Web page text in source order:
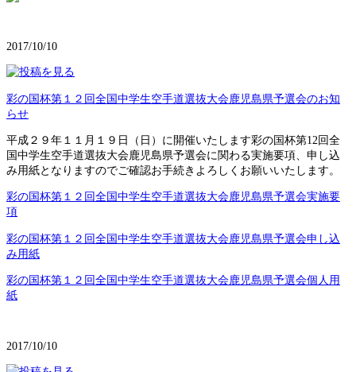
2017/10/10
彩の国杯第１２回全国中学生空手道選抜大会鹿児島県予選会のお知
らせ
平成２９年１１月１９日（日）に開催いたします彩の国杯第12回全
国中学生空手道選抜大会鹿児島県予選会に関わる実施要項、申し込
み用紙となりますのでご確認お手続きよろしくお願いいたします。
彩の国杯第１２回全国中学生空手道選抜大会鹿児島県予選会実施要
項
彩の国杯第１２回全国中学生空手道選抜大会鹿児島県予選会申し込
み用紙
彩の国杯第１２回全国中学生空手道選抜大会鹿児島県予選会個人用
紙
2017/10/10